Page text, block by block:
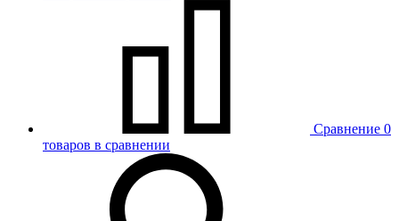
Сравнение 0
товаров в сравнении